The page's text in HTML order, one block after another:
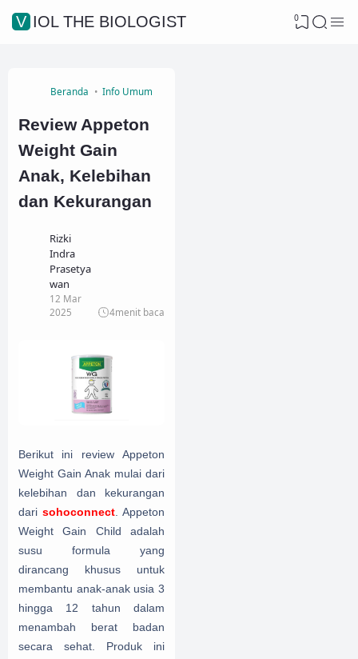
VIOL THE BIOLOGIST 0
Beranda Info Umum
Review Appeton
Weight Gain
Anak, Kelebihan
dan Kekurangan
Rizki
Indra
Prasetya
wan
12 Mar
2025
4menit baca
Berikut ini review Appeton
Weight Gain Anak mulai dari
kelebihan dan kekurangan
dari sohoconnect. Appeton
Weight Gain Child adalah
susu formula yang
dirancang khusus untuk
membantu anak-anak usia 3
hingga 12 tahun dalam
menambah berat badan
secara sehat. Produk ini